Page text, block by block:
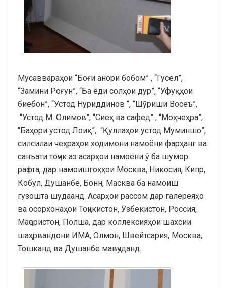
Мусаввараҳои “Боғи анори бобом” , “Гусел”,
“Замини Роғун”, “Ба ёди солҳои дур”, “Уфуқҳои
биёбон”, “Устод Нуриддинов “, “Шӯриши Восеъ”,
“Устод М. Олимов”, “Сиёҳ ва сафед” , “Моҳчеҳра”,
“Баҳори устод Лоиқ”, “Қуллаҳои устод Муминшо”,
силсилаи чеҳраҳои ходимони намоёни фарҳанг ва
санъати тоҷик аз асарҳои намоёни ӯ ба шумор
рафта, дар намоишгоҳҳои Москва, Никосия, Кипр,
Кобул, Душанбе, Бонн, Масква ба намоиш
гузошта шудаанд. Асарҳои рассом дар галереяҳо
ва осорхонаҳои Тоҷикистон, Ӯзбекистон, Россия,
Маҷористон, Полша, дар коллексияҳои шахсии
шаҳрвандони ИМА, Олмон, Швейтсария, Москва,
Тошканд ва Душанбе мавҷуданд.